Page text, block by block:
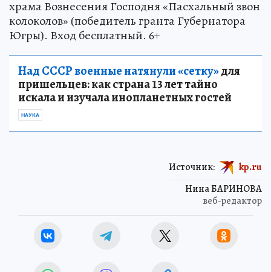
храма Вознесения Господня «Пасхальный звон
колоколов» (победитель гранта Губернатора
Югры). Вход бесплатный. 6+
Над СССР военные натянули «сетку»для
пришельцев: как страна 13 лет тайно
искала и изучала инопланетных гостей
НАУКА
Нина БАРИНОВА
веб-редактор
Источник: kp.ru